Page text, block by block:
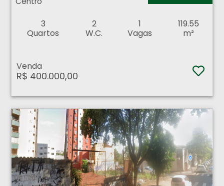
3
Quartos
2
W.C.
1
Vagas
119.55
m²
Venda
R$ 400.000,00